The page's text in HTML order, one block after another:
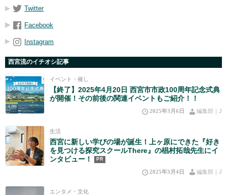
Twitter
Facebook
Instagram
西宮流のイチオシ記事
イベント・催し
【終了】2025年4月20日 西宮市市政100周年記念式典
が開催！その前後の関連イベントもご紹介！！
2025年3月6日 編集部｜J
生活
西宮に新しい学びの場が誕生！上ヶ原にできた『好き
を見つける探究スクールThere』の椙村拓哉先生にイ
ンタビュー！
PR
2025年3月4日 編集部｜J
エンタメ・文化